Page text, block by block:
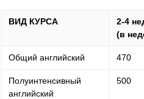
ВИД КУРСА
2-4
(в
Общий английский 470
Полуинтенсивный
английский
500